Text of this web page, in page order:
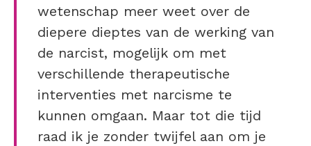
wetenschap meer weet over de
diepere dieptes van de werking van
de narcist, mogelijk om met
verschillende therapeutische
interventies met narcisme te
kunnen omgaan. Maar tot die tijd
raad ik je zonder twijfel aan om je